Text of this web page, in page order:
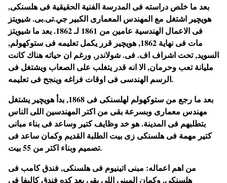
بعد ما خلص دراسته فى المدرسة الفنية الحقيقية فى هلسنكى,
هويچير اشتغل مع المهندس المعمارى الكبير جي.تى.بى. شيويتز
فى الاعمال الهندسية عامين من 1861 لـ 1862. بعد ما شيويتز
مات فى نهاية 1862, هويچير قرر يكمل تعليمه فى ستوكهولم,
السويد, تحت اشراف اف. فى. شولاندر, ورغم ان حياته هناك كانت
مليانة تعب وحرمان, الا انه قدر يتغلب على الصعاب ويشتغل فى
الرسم الهندسى فى اوقات فراغه وينجح فى تعليمه.
بعد ما رجع من ستوكهولم لهلسنكى فى 1868, بدأ هويچير يشتغل
مهندس معمارى وبسرعة بقى من اكتر المهندسين اللى الناس
بتطلبهم فى المدينة. هو خد وظايف كتير وساعد فى بناء مبانى
كتير مهمة فى هلسنكى زى بيت الطلبة القديم وكمان ساعد فى
تصميم وبناء اكتر من 55 بيت.
من اهم اعماله: مبنى اتينيوم فى هلسنكى, فندق كامب فى
هلسنكى, وكمان المبنى اللى بقى بعد كده فندق كاليفا فى